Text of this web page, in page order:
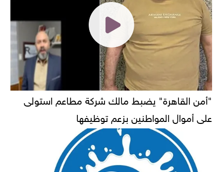
"أمن القاهرة" يضبط مالك شركة مطاعم استولى
على أموال المواطنين بزعم توظيفها